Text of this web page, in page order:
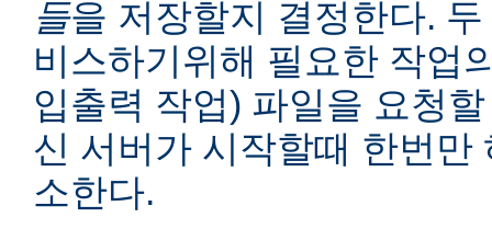
들을 저장할지 결정한다.
비스하기위해 필요한 작업
입출력 작업) 파일을 요청
신 서버가 시작할때 한번만
소한다.